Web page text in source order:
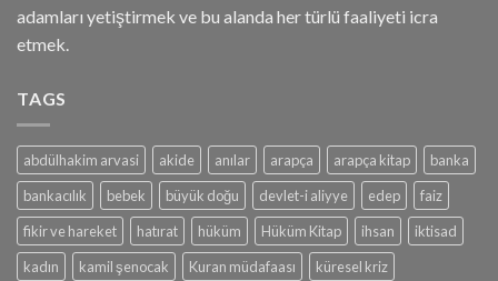
adamları yetiştirmek ve bu alanda her türlü faaliyeti icra
etmek.
TAGS
abdülhakim arvasi akide anılar arapça arapça kitap
banka
bankacılık
bebek büyük doğu devlet-i aliyye edep
faiz
fikir ve hareket
hatırat hüküm Hüküm Kitap ihsan
iktisad
kadın
kamil şenocak Kuran müdafaası küresel kriz